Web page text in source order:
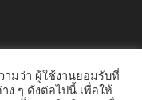
มว่า ผู้ใช้งานยอมรับที่
ง ๆ ดังต่อไปนี้ เพื่อให้